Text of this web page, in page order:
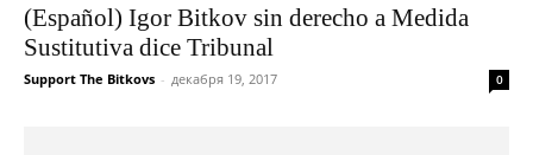
(Español) Igor Bitkov sin derecho a Medida
Sustitutiva dice Tribunal
Support The Bitkovs - декабря 19, 2017 0